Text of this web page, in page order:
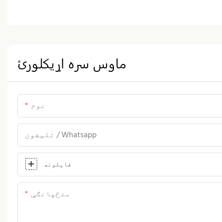
ماوس سره اړيکلورئ
نوم
تلیفون / Whatsapp
فایلونه
منځپانګې